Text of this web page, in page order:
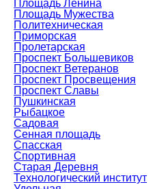
Площадь Ленина
Площадь Мужества
Политехническая
Приморская
Пролетарская
Проспект Большевиков
Проспект Ветеранов
Проспект Просвещения
Проспект Славы
Пушкинская
Рыбацкое
Садовая
Сенная площадь
Спасская
Спортивная
Старая Деревня
Технологический институт